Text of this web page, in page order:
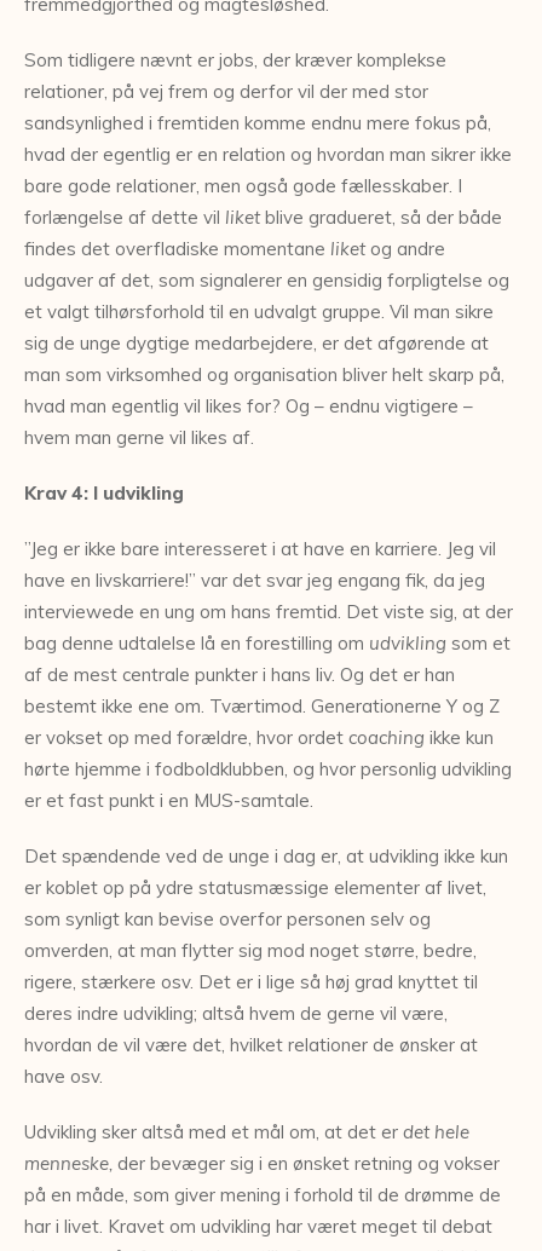
Som tidligere nævnt er jobs, der kræver komplekse
relationer, på vej frem og derfor vil der med stor
sandsynlighed i fremtiden komme endnu mere fokus på,
hvad der egentlig er en relation og hvordan man sikrer ikke
bare gode relationer, men også gode fællesskaber. I
forlængelse af dette vil liketblive gradueret, så der både
findes det overfladiske momentane liketog andre
udgaver af det, som signalerer en gensidig forpligtelse og
et valgt tilhørsforhold til en udvalgt gruppe. Vil man sikre
sig de unge dygtige medarbejdere, er det afgørende at
man som virksomhed og organisation bliver helt skarp på,
hvad man egentlig vil likes for? Og – endnu vigtigere –
hvem man gerne vil likes af.
Krav 4: I udvikling
”Jeg er ikke bare interesseret i at have en karriere. Jeg vil
have en livskarriere!” var det svar jeg engang fik, da jeg
interviewede en ung om hans fremtid. Det viste sig, at der
bag denne udtalelse lå en forestilling om udvikling som et
af de mest centrale punkter i hans liv. Og det er han
bestemt ikke ene om. Tværtimod. Generationerne Y og Z
er vokset op med forældre, hvor ordet coaching ikke kun
hørte hjemme i fodboldklubben, og hvor personlig udvikling
er et fast punkt i en MUS-samtale.
Det spændende ved de unge i dag er, at udvikling ikke kun
er koblet op på ydre statusmæssige elementer af livet,
som synligt kan bevise overfor personen selv og
omverden, at man flytter sig mod noget større, bedre,
rigere, stærkere osv. Det er i lige så høj grad knyttet til
deres indre udvikling; altså hvem de gerne vil være,
hvordan de vil være det, hvilket relationer de ønsker at
have osv.
Udvikling sker altså med et mål om, at det er det hele
menneske, der bevæger sig i en ønsket retning og vokser
på en måde, som giver mening i forhold til de drømme de
har i livet. Kravet om udvikling har været meget til debat